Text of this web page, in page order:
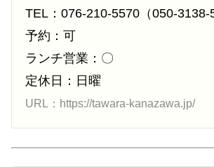
TEL：076-210-5570（050-3138-
予約：可
ランチ営業：〇
定休日：日曜
URL：https://tawara-kanazawa.jp/